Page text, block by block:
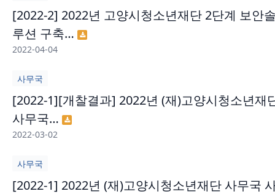
[2022-2] 2022년 고양시청소년재단 2단계 보안
루션 구축…
2022-04-04
사무국
[2022-1][개찰결과] 2022년 (재)고양시청소년재
사무국…
2022-03-02
사무국
[2022-1] 2022년 (재)고양시청소년재단 사무국